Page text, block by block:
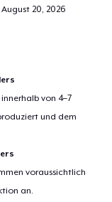
August 20, 2026
von 4–7
und dem
voraussichtlich
an.